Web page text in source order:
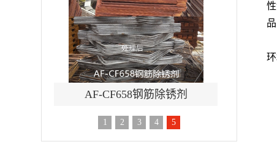
AF-TQ611塑粉脱除剂（常温） AF-
1 2 3 4 5